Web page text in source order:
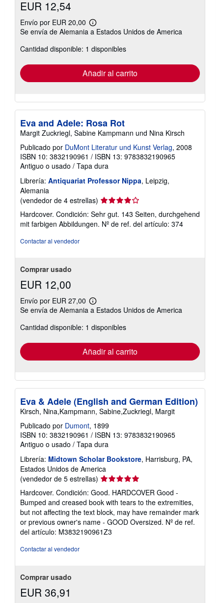
EUR 12,54
Envío por EUR 20,00
Más
información
las
tarifas
envío
Se envía de Alemania a Estados Unidos de America
Cantidad disponible: 1 disponibles
Añadir al carrito
Eva and Adele: Rosa Rot
Margit Zuckriegl, Sabine Kampmann und Nina Kirsch
Publicado por DuMont Literatur und Kunst Verlag, 2008
ISBN 10: 3832190961 / ISBN 13: 9783832190965
Antiguo o usado / Tapa dura
Librería: Antiquariat Professor Nippa, Leipzig,
Alemania
(vendedor de 4 estrellas) Calificación
del
vendedor:
4
Hardcover. Condición: Sehr gut. 143 Seiten, durchgehend
mit farbigen Abbildungen. Nº de ref. del artículo: 374
Contactar al vendedor
Comprar usado
EUR 12,00
Envío por EUR 27,00
Más
información
las
tarifas
envío
Se envía de Alemania a Estados Unidos de America
Cantidad disponible: 1 disponibles
Añadir al carrito
Eva & Adele (English and German Edition)
Kirsch, Nina,Kampmann, Sabine,Zuckriegl, Margit
Publicado por Dumont, 1899
ISBN 10: 3832190961 / ISBN 13: 9783832190965
Antiguo o usado / Tapa dura
Librería: Midtown Scholar Bookstore, Harrisburg, PA,
Estados Unidos de America
(vendedor de 5 estrellas) Calificación
del
vendedor:
5
de
5
estrellas
Hardcover. Condición: Good. HARDCOVER Good -
Bumped and creased book with tears to the extremities,
but not affecting the text block, may have remainder mark
or previous owner's name - GOOD Oversized. Nº de ref.
del artículo: M3832190961Z3
Contactar al vendedor
Comprar usado
EUR 36,91